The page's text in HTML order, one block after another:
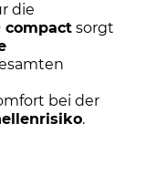
die
compact sorgt
bei der
.